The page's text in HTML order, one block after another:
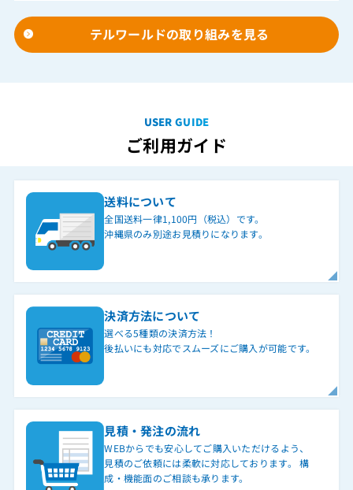
テルワールドの取り組みを見る
USER GUIDE
ご利用ガイド
送料について
全国送料一律1,100円（税込）です。
沖縄県のみ別途お見積りになります。
決済方法について
選べる5種類の決済方法！
後払いにも対応でスムーズにご購入が可能です。
見積・発注の流れ
WEBからでも安心してご購入いただけるよう、
見積のご依頼には柔軟に対応しております。 構
成・機能面のご相談も承ります。